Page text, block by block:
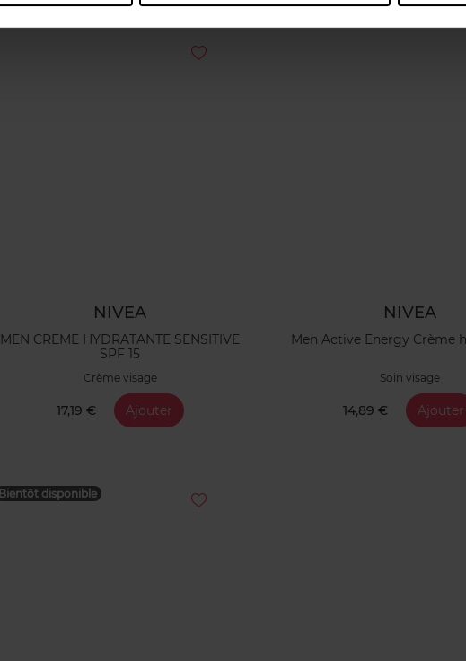
NIVEA
MEN CREME HYDRATANTE SENSITIVE
SPF 15
Crème visage
17,19 € Ajouter
NIVEA
Men Active Energy Crème
Soin visage
14,89 € Ajouter
Bientôt disponible